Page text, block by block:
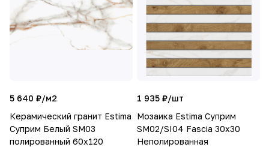
5 640 ₽/м2
Керамический гранит Estima
Суприм Белый SM03
полированный 60x120
1 935 ₽/шт
Мозаика Estima Суприм
SM02/SI04 Fascia 30x30
Неполированная